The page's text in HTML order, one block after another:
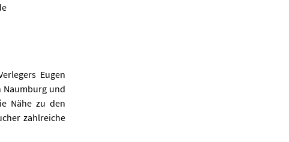
Eugen
Naumburg und
Nähe zu den
zahlreiche